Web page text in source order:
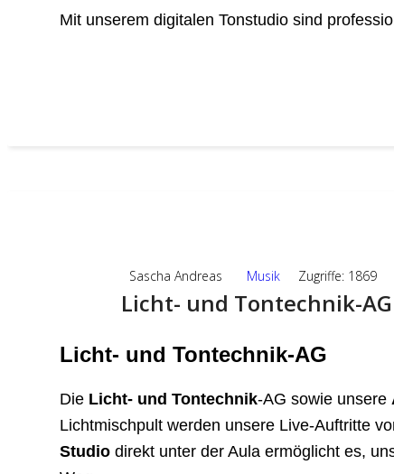
Mit unserem digitalen Tonstudio sind
Sascha Andreas Musik Zugriffe: 1869
Licht- und Tontechnik-AG
Licht- und Tontechnik-AG
Die Licht- und Tontechnik-AG sowie unsere
Lichtmischpult werden unsere Live-Auftritte
Studio direkt unter der Aula ermöglicht es,